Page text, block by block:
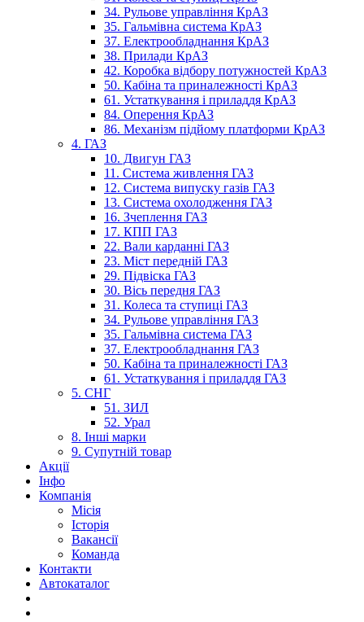
34. Рульове управління КрАЗ
35. Гальмівна система КрАЗ
37. Електрообладнання КрАЗ
38. Прилади КрАЗ
42. Коробка відбору потужностей КрАЗ
50. Кабіна та приналежності КрАЗ
61. Устаткування і приладдя КрАЗ
84. Оперення КрАЗ
86. Механізм підйому платформи КрАЗ
4. ГАЗ
10. Двигун ГАЗ
11. Система живлення ГАЗ
12. Система випуску газів ГАЗ
13. Система охолодження ГАЗ
16. Зчеплення ГАЗ
17. КПП ГАЗ
22. Вали карданні ГАЗ
23. Міст передній ГАЗ
29. Підвіска ГАЗ
30. Вісь передня ГАЗ
31. Колеса та ступиці ГАЗ
34. Рульове управління ГАЗ
35. Гальмівна система ГАЗ
37. Електрообладнання ГАЗ
50. Кабіна та приналежності ГАЗ
61. Устаткування і приладдя ГАЗ
5. СНГ
51. ЗИЛ
52. Урал
8. Інші марки
9. Супутній товар
Акції
Інфо
Компанія
Місія
Історія
Вакансії
Команда
Контакти
Автокаталог